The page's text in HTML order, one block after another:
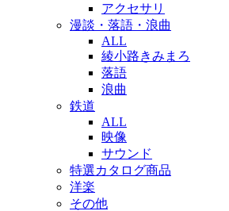
アクセサリ
漫談・落語・浪曲
ALL
綾小路きみまろ
落語
浪曲
鉄道
ALL
映像
サウンド
特選カタログ商品
洋楽
その他